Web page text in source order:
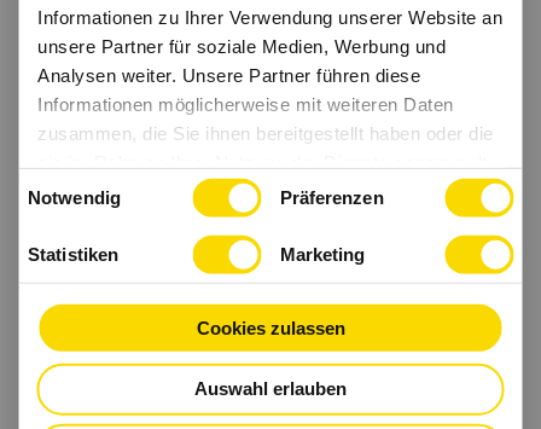
Informationen zu Ihrer Verwendung unserer Website an
unsere Partner für soziale Medien, Werbung und
Analysen weiter. Unsere Partner führen diese
Informationen möglicherweise mit weiteren Daten
zusammen, die Sie ihnen bereitgestellt haben oder die
haben.
Notwendig Präferenzen
Statistiken Marketing
Cookies zulassen
Auswahl erlauben